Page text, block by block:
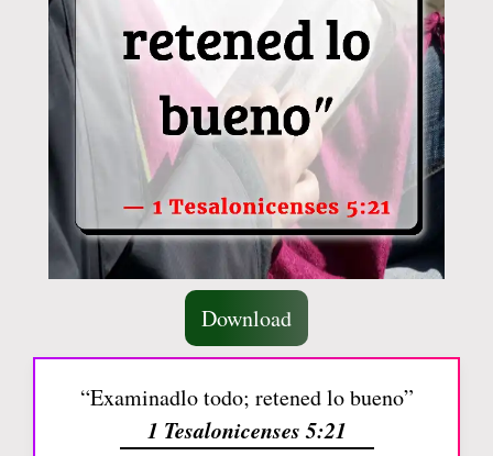
Download
“Examinadlo todo; retened lo bueno”
1 Tesalonicenses 5:21